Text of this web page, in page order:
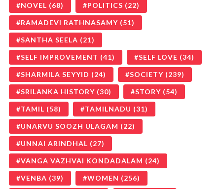
NOVEL (68) POLITICS (22)
RAMADEVI RATHNASAMY (51)
SANTHA SEELA (21)
SELF IMPROVEMENT (41) SELF LOVE (34)
SHARMILA SEYYID (24) SOCIETY (239)
SRILANKA HISTORY (30) STORY (54)
TAMIL (58) TAMILNADU (31)
UNARVU SOOZH ULAGAM (22)
UNNAI ARINDHAL (27)
VANGA VAZHVAI KONDADALAM (24)
VENBA (39) WOMEN (256)